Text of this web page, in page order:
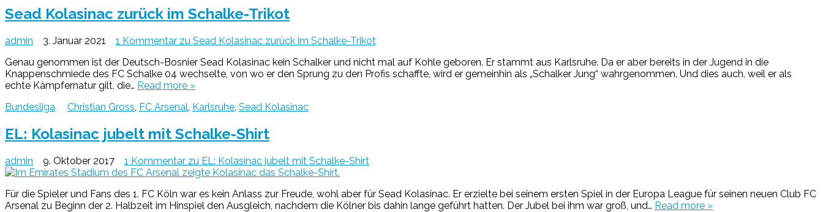
Sead Kolasinac zurück im Schalke-Trikot
admin 3. Januar 2021 1 Kommentar zu Sead Kolasinac zurück im Schalke-Trikot
Genau genommen ist der Deutsch-Bosnier Sead Kolasinac kein Schalker und nicht mal auf Kohle geboren. Er stammt aus Karlsruhe. Da er aber bereits in der Jugend in die
Knappenschmiede des FC Schalke 04 wechselte, von wo er den Sprung zu den Profis schaffte, wird er gemeinhin als „Schalker Jung“ wahrgenommen. Und dies auch, weil er als
echte Kämpfernatur gilt, die… Read more »
Bundesliga
Christian Gross, FC Arsenal, Karlsruhe, Sead Kolasinac
EL: Kolasinac jubelt mit Schalke-Shirt
admin 9. Oktober 2017 1 Kommentar zu EL: Kolasinac jubelt mit Schalke-Shirt
Für die Spieler und Fans des 1. FC Köln war es kein Anlass zur Freude, wohl aber für Sead Kolasinac. Er erzielte bei seinem ersten Spiel in der Europa League für seinen neuen Club FC
Arsenal zu Beginn der 2. Halbzeit im Hinspiel den Ausgleich, nachdem die Kölner bis dahin lange geführt hatten. Der Jubel bei ihm war groß, und… Read more »